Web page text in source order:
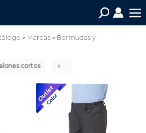
Marcas
Bermudas y
cortos